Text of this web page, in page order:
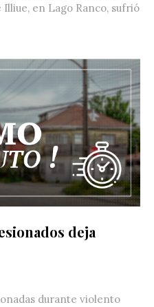
en Lago Ranco, sufrió
deja
durante violento